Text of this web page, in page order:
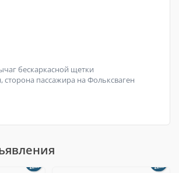
бескаркасной щетки
сторона пассажира на Фольксваген